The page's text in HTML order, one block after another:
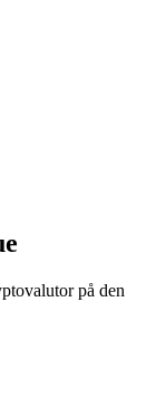
etc.
på den